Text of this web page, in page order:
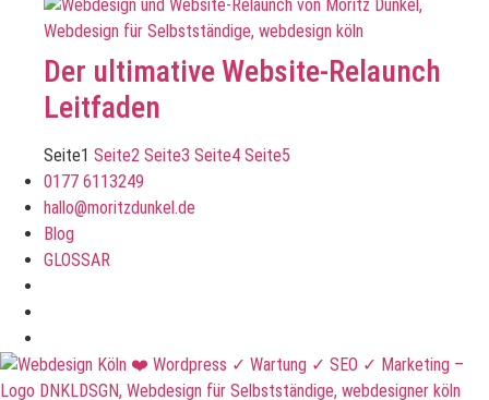
Der ultimative Website-Relaunch
Leitfaden
Seite1 Seite2 Seite3 Seite4 Seite5
0177 6113249
hallo@moritzdunkel.de
Blog
GLOSSAR